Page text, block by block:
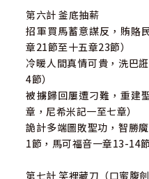
第六計 釜底抽薪
招軍買馬蓄意謀反，賄賂
章21節至十五章23節）
冷暖人間真情可貴，洗巴
4節）
被擄歸回屢遭刁難，重建
章，尼希米記一至七章）
詭計多端圖敗聖功，智勝
1節，馬可福音一章13-14節
第七計 笑裡藏刀（口蜜腹劍